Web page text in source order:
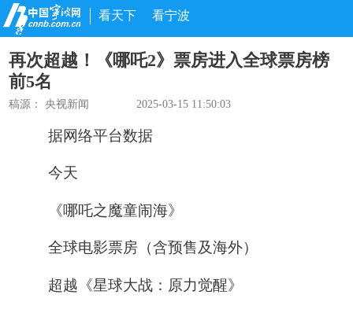
看天下 看宁波
再次超越！《哪吒2》票房进入全球票房榜
前5名
稿源：央视新闻 2025-03-15 11:50:03
据网络平台数据
今天
《哪吒之魔童闹海》
全球电影票房（含预售及海外）
超越《星球大战：原力觉醒》